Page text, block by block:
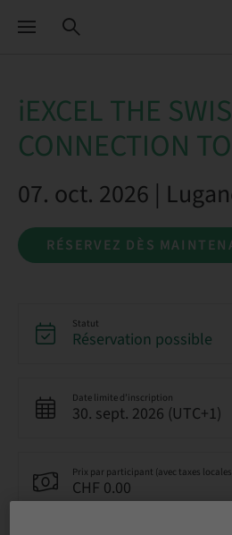
iEXCEL THE
CONNECTION
07. oct. 2026 |
RÉSERVEZ DÈS
Statut
Réservation possible
Date limite d’inscription
30. sept. 2026 (UTC+1)
Prix par participant (avec taxes
CHF 0.00